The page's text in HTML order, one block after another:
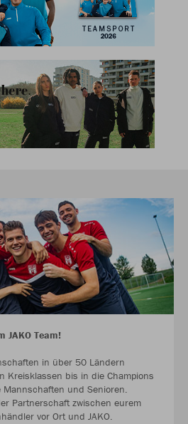
JAKO Team!
in über 50 Ländern
Kreisklassen bis in die Champions
Mannschaften und Senioren.
Partnerschaft zwischen eurem
vor Ort und JAKO.